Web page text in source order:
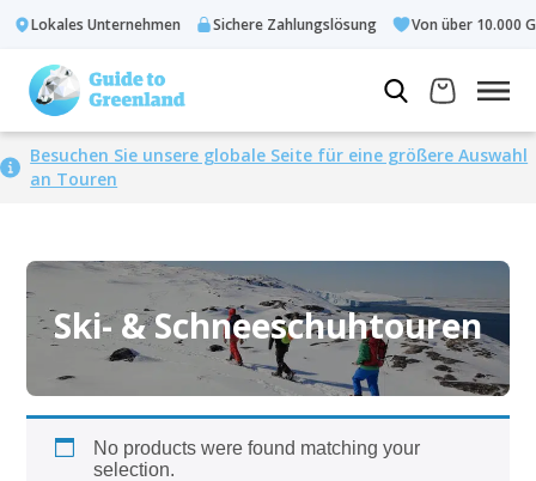
Lokales Unternehmen Sichere Zahlungslösung Von über 10.000
Besuchen Sie unsere globale Seite für eine größere Auswahl
an Touren
Ski- & Schneeschuhtouren
No products were found matching your
selection.